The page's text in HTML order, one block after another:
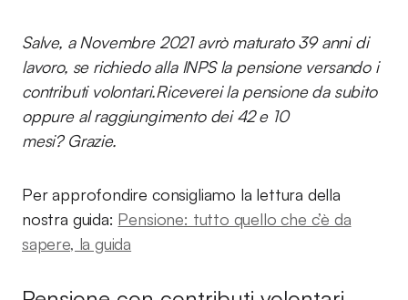
Salve, a Novembre 2021 avrò maturato 39 anni di
lavoro, se richiedo alla INPS la pensione versando i
contributi volontari.Riceverei la pensione da subito
oppure al raggiungimento dei 42 e 10
mesi? Grazie.
Per approfondire consigliamo la lettura della
nostra guida: Pensione: tutto quello che c’è da
sapere, la guida